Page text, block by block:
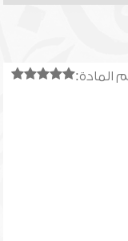
المادة: